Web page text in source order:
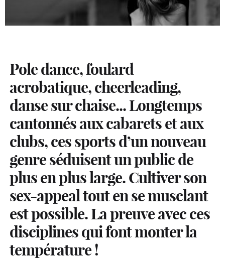
Pole dance, foulard
acrobatique, cheerleading,
danse sur chaise... Longtemps
cantonnés aux cabarets et aux
clubs, ces sports d’un nouveau
genre séduisent un public de
plus en plus large. Cultiver son
sex-appeal tout en se musclant
est possible. La preuve avec ces
disciplines qui font monter la
température !